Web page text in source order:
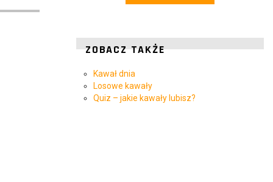
ZOBACZ TAKŻE
Kawał dnia
Losowe kawały
Quiz – jakie kawały lubisz?